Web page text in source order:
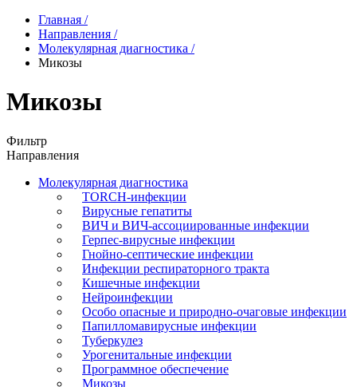
Главная /
Направления /
Молекулярная диагностика /
Микозы
Микозы
Фильтр
Направления
Молекулярная диагностика
TORCH-инфекции
Вирусные гепатиты
ВИЧ и ВИЧ-ассоциированные инфекции
Герпес-вирусные инфекции
Гнойно-септические инфекции
Инфекции респираторного тракта
Кишечные инфекции
Нейроинфекции
Особо опасные и природно-очаговые инфекции
Папилломавирусные инфекции
Туберкулез
Урогенитальные инфекции
Программное обеспечение
Микозы